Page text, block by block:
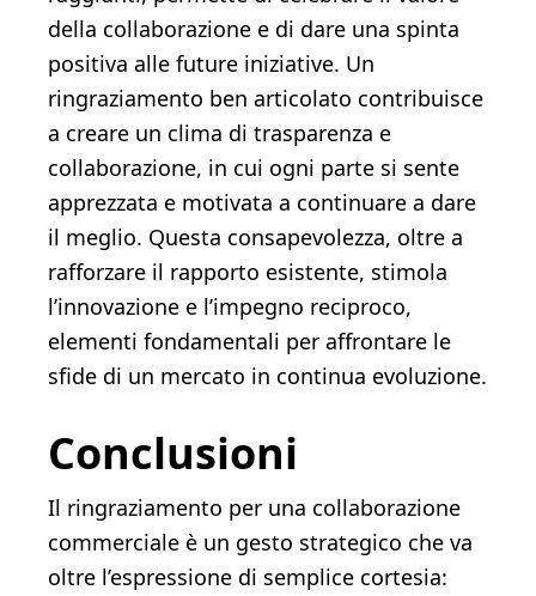
della collaborazione e di dare una spinta
positiva alle future iniziative. Un
ringraziamento ben articolato contribuisce
a creare un clima di trasparenza e
collaborazione, in cui ogni parte si sente
apprezzata e motivata a continuare a dare
il meglio. Questa consapevolezza, oltre a
rafforzare il rapporto esistente, stimola
l’innovazione e l’impegno reciproco,
elementi fondamentali per affrontare le
sfide di un mercato in continua evoluzione.
Conclusioni
Il ringraziamento per una collaborazione
commerciale è un gesto strategico che va
oltre l’espressione di semplice cortesia: